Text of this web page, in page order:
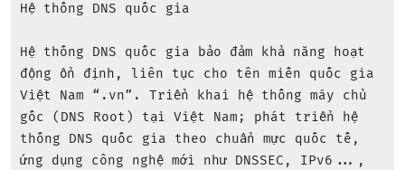
Hệ thống DNS quốc gia
Hệ thống DNS quốc gia bảo đảm khả năng hoạt
động ổn định, liên tục cho tên miền quốc gia
Việt Nam “.vn”. Triển khai hệ thống máy chủ
gốc (DNS Root) tại Việt Nam; phát triển hệ
thống DNS quốc gia theo chuẩn mực quốc tế,
ứng dụng công nghệ mới như DNSSEC, IPv6...,